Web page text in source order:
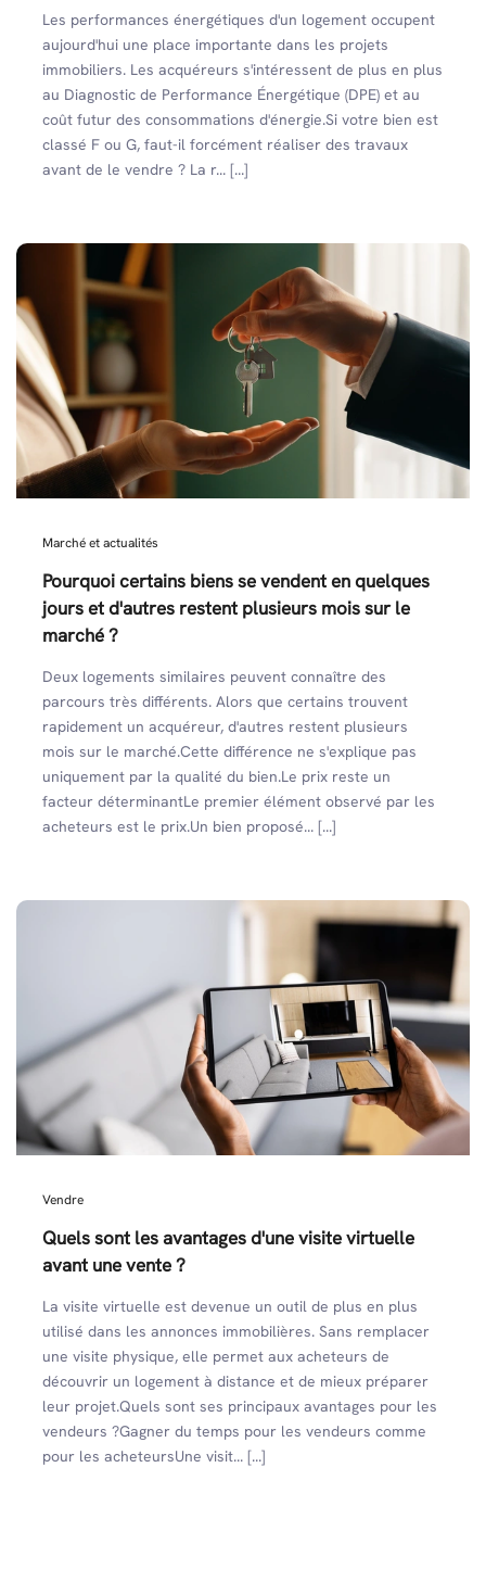
Les performances énergétiques d'un logement occupent
aujourd'hui une place importante dans les projets
immobiliers. Les acquéreurs s'intéressent de plus en plus
au Diagnostic de Performance Énergétique (DPE) et au
coût futur des consommations d'énergie.Si votre bien est
classé F ou G, faut-il forcément réaliser des travaux
avant de le vendre ? La r... [...]
Marché et actualités
Pourquoi certains biens se vendent en quelques
jours et d'autres restent plusieurs mois sur le
marché ?
Deux logements similaires peuvent connaître des
parcours très différents. Alors que certains trouvent
rapidement un acquéreur, d'autres restent plusieurs
mois sur le marché.Cette différence ne s'explique pas
uniquement par la qualité du bien.Le prix reste un
facteur déterminantLe premier élément observé par les
acheteurs est le prix.Un bien proposé... [...]
Vendre
Quels sont les avantages d'une visite virtuelle
avant une vente ?
La visite virtuelle est devenue un outil de plus en plus
utilisé dans les annonces immobilières. Sans remplacer
une visite physique, elle permet aux acheteurs de
découvrir un logement à distance et de mieux préparer
leur projet.Quels sont ses principaux avantages pour les
vendeurs ?Gagner du temps pour les vendeurs comme
pour les acheteursUne visit... [...]